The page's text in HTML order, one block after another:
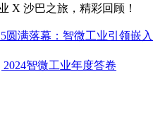
X 沙巴之旅，精彩回顾！
圆满落幕：智微工业引领嵌入
智微工业年度答卷